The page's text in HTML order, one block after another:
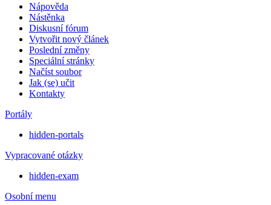
Nápověda
Nástěnka
Diskusní fórum
Vytvořit nový článek
Poslední změny
Speciální stránky
Načíst soubor
Jak (se) učit
Kontakty
Portály
hidden-portals
Vypracované otázky
hidden-exam
Osobní menu